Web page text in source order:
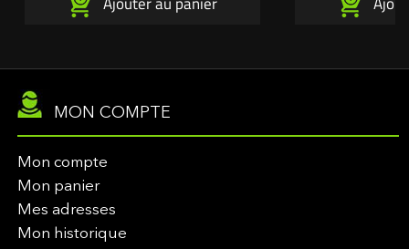
MON COMPTE
Mon compte
Mon panier
Mes adresses
Mon historique